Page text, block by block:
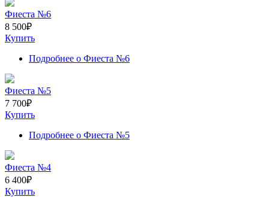
Фиеста №6
8 500₽
Купить
Подробнее о Фиеста №6
Фиеста №5
7 700₽
Купить
Подробнее о Фиеста №5
Фиеста №4
6 400₽
Купить